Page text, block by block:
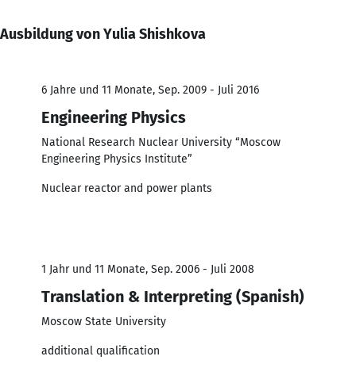
Ausbildung von Yulia Shishkova
6 Jahre und 11 Monate, Sep. 2009 - Juli 2016
Engineering Physics
National Research Nuclear University “Moscow
Engineering Physics Institute”
Nuclear reactor and power plants
1 Jahr und 11 Monate, Sep. 2006 - Juli 2008
Translation & Interpreting (Spanish)
Moscow State University
additional qualification